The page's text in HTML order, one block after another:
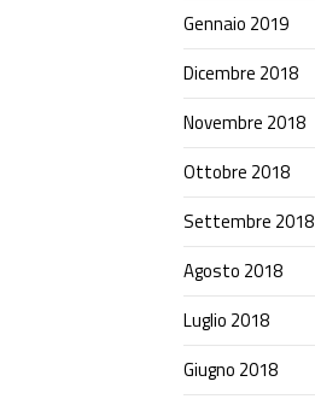
Gennaio 2019
Dicembre 2018
Novembre 2018
Ottobre 2018
Settembre 2018
Agosto 2018
Luglio 2018
Giugno 2018